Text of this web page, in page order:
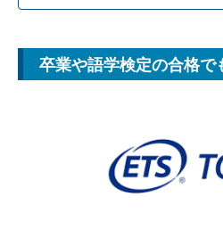
卒業や語学検定の合格で